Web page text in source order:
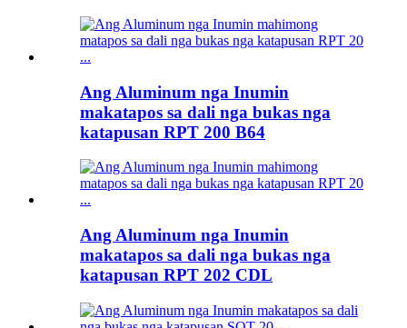
Ang Aluminum nga Inumin
makatapos sa dali nga bukas nga
katapusan RPT 200 B64
Ang Aluminum nga Inumin
makatapos sa dali nga bukas nga
katapusan RPT 202 CDL